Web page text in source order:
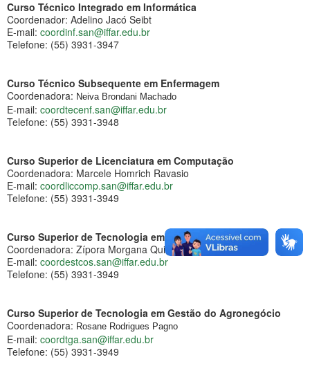
Curso Técnico Integrado em Informática
Coordenador: Adelino Jacó Seibt
E-mail: coordinf.san@iffar.edu.br
Telefone: (55) 3931-3947
Curso Técnico Subsequente em Enfermagem
Coordenadora: Neiva Brondani Machado
E-mail: coordtecenf.san@iffar.edu.br
Telefone: (55) 3931-3948
Curso Superior de Licenciatura em Computação
Coordenadora: Marcele Homrich Ravasio
E-mail: coordliccomp.san@iffar.edu.br
Telefone: (55) 3931-3949
Curso Superior de Tecnologia em Estética e Cosmética
Coordenadora: Zípora Morgana Quinteiro dos Santos
E-mail: coordestcos.san@iffar.edu.br
Telefone: (55) 3931-3949
Curso Superior de Tecnologia em Gestão do Agronegócio
Coordenadora: Rosane Rodrigues Pagno
E-mail: coordtga.san@iffar.edu.br
Telefone: (55) 3931-3949